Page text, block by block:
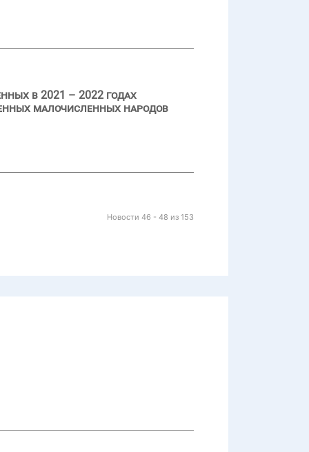
в 2021 – 2022 годах
малочисленных народов
Новости 46 - 48 из 153